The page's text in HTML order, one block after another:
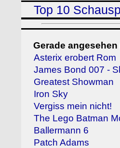
Top 10
Gerade angesehen
Asterix erobert Rom
James Bond 007 -
Greatest Showman
Iron Sky
Vergiss mein nicht!
The Lego Batman
Ballermann 6
Patch Adams